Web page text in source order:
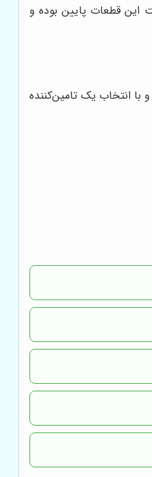
این قطعات پایین بوده و
با انتخاب یک تامین‌کننده